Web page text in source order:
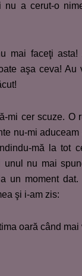
nu a cerut-o
mai faceţi asta!
aşa ceva! Au
mi cer scuze. O
nu-mi aduceam
mă la tot
nu mai
un moment dat.
şi i-am zis:
oară când mai